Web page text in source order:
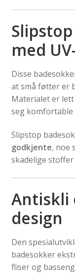
med
Disse
at små føtter er
Materialet er
seg komfortable
Slipstop
godkjente, noe
skadelige
Antiskli
design
Den
badesokker
fliser og